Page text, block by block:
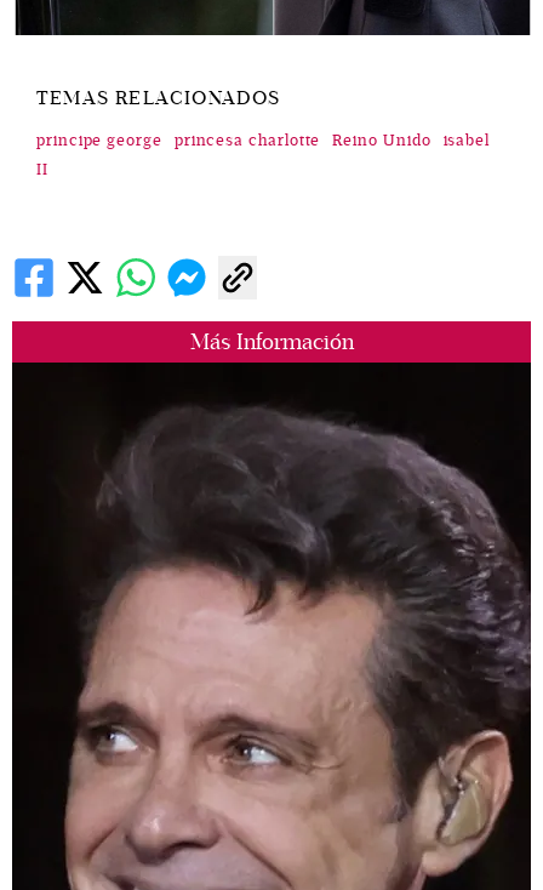
Más Información
TEMAS RELACIONADOS
principe george princesa charlotte Reino Unido
isabel
II